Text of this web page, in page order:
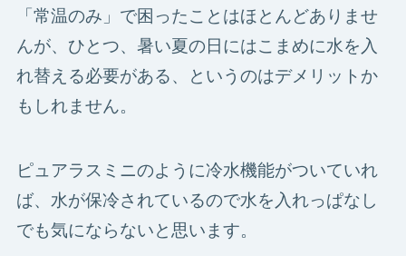
「常温のみ」で困ったことはほとんどありませ
んが、ひとつ、暑い夏の日にはこまめに水を入
れ替える必要がある、というのはデメリットか
もしれません。
ピュアラスミニのように冷水機能がついていれ
ば、水が保冷されているので水を入れっぱなし
でも気にならないと思います。